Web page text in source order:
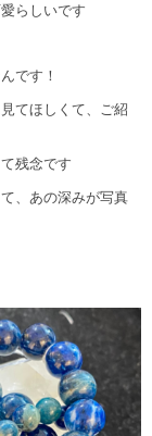
らしいです
です！
てほしくて、ご紹
残念です
、あの深みが写真